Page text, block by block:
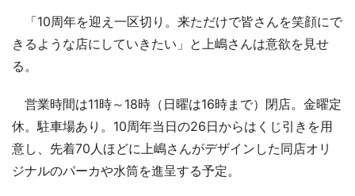
「10周年を迎え一区切り。来ただけで皆さんを笑顔にで
きるような店にしていきたい」と上嶋さんは意欲を見せ
る。
営業時間は11時～18時（日曜は16時まで）閉店。金曜定
休。駐車場あり。10周年当日の26日からはくじ引きを用
意し、先着70人ほどに上嶋さんがデザインした同店オリ
ジナルのパーカや水筒を進呈する予定。